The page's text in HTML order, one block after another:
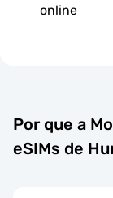
online
Por que a
eSIMs de